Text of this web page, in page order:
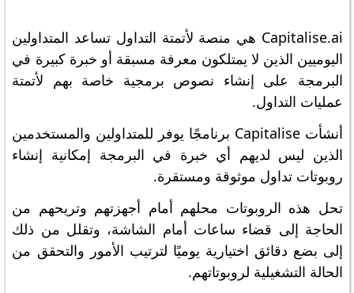
Capitalise.ai هي منصة لأتمتة التداول تساعد المتداولين
اليوميين الذين لا يمتلكون معرفة مسبقة أو خبرة كبيرة في
البرمجة على إنشاء نصوص برمجية خاصة بهم لأتمتة
عمليات التداول.
أنشأت Capitalise برنامجًا يوفر للمتداولين والمستخدمين
الذين ليس لديهم أي خبرة في البرمجة إمكانية إنشاء
روبوتات تداول موثوقة ومستقرة.
تحل هذه الروبوتات محلهم أمام أجهزتهم وتريحهم من
الحاجة إلى قضاء ساعات أمام الشاشة، وتقلل من ذلك
إلى بضع دقائق اختيارية يوميًا لترتيب الأمور والتحقق من
الحالة التشغيلية لروبوتاتهم.